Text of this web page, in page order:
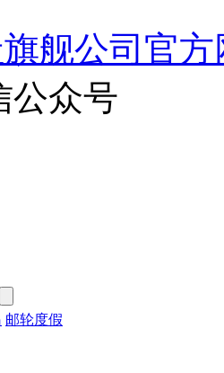
舰公司官方
公众号
邮轮度假